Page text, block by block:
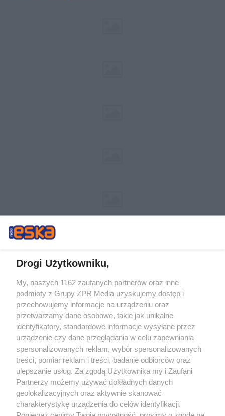
Żaden utwór zamieszczony w serwisie nie może być powielany i
rozpowszechniany lub dalej rozpowszechniany w jakikolwiek sposób (w
tym także elektroniczny lub mechaniczny) na jakimkolwiek polu
eksploatacji w jakiejkolwiek formie, włącznie z umieszczaniem w Internecie
bez pisemnej zgody właściciela praw. Jakiekolwiek użycie lub
wykorzystanie utworów w całości lub w części z naruszeniem prawa, tzn.
bez właściwej zgody, jest zabronione pod groźbą kary i może być ścigane
prawnie.
O nas
Drogi Użytkowniku,
My, naszych 1162 zaufanych partnerów oraz inne
podmioty z Grupy ZPR Media uzyskujemy dostęp i
przechowujemy informacje na urządzeniu oraz
przetwarzamy dane osobowe, takie jak unikalne
identyfikatory, standardowe informacje wysyłane przez
urządzenie czy dane przeglądania w celu zapewniania
spersonalizowanych reklam, wybór spersonalizowanych
treści, pomiar reklam i treści, badanie odbiorców oraz
ulepszanie usług. Za zgodą Użytkownika my i Zaufani
Partnerzy możemy używać dokładnych danych
geolokalizacyjnych oraz aktywnie skanować
charakterystykę urządzenia do celów identyfikacji.